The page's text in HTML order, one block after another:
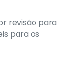
revisão para
para os